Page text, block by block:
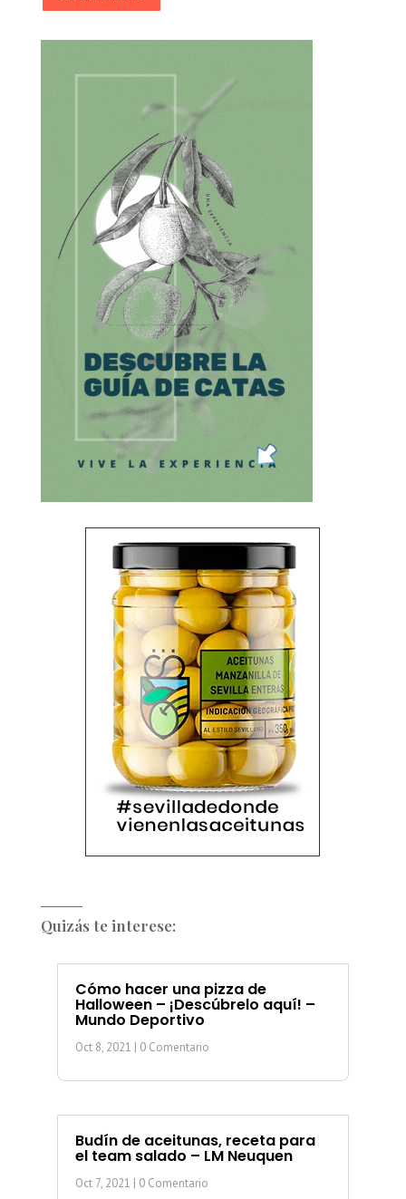
Quizás te interese:
Cómo hacer una pizza de
Halloween – ¡Descúbrelo aquí! –
Mundo Deportivo
Oct 8, 2021 | 0 Comentario
Budín de aceitunas, receta para
el team salado – LM Neuquen
Oct 7, 2021 | 0 Comentario